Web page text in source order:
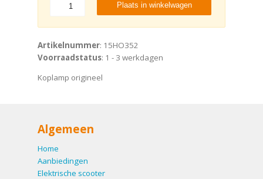
Plaats in winkelwagen
Artikelnummer: 15HO352
Voorraadstatus: 1 - 3 werkdagen
Koplamp origineel
Algemeen
Home
Aanbiedingen
Elektrische scooter